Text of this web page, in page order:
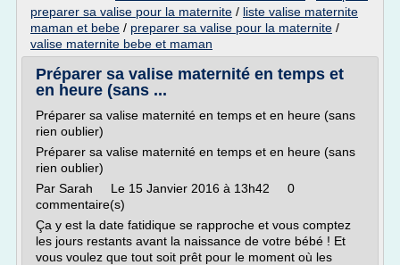
preparer sa valise pour la maternite / liste valise maternite
maman et bebe / preparer sa valise pour la maternite /
valise maternite bebe et maman
Préparer sa valise maternité en temps et
en heure (sans ...
Préparer sa valise maternité en temps et en heure (sans
rien oublier)
Préparer sa valise maternité en temps et en heure (sans
rien oublier)
Par Sarah Le 15 Janvier 2016 à 13h42 0
commentaire(s)
Ça y est la date fatidique se rapproche et vous comptez
les jours restants avant la naissance de votre bébé ! Et
vous voulez que tout soit prêt pour le moment où les